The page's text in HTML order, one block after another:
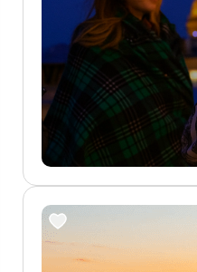
Юсуповский дворец8
Автобусные в Пушкин3
Кронштадт
Петропавловская крепость
Ночные30
131
77